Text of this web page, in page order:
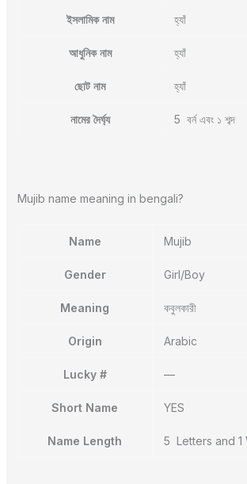
ইসলামিক নাম হ্যাঁ
আধুনিক নাম হ্যাঁ
ছোট নাম হ্যাঁ
নামের দৈর্ঘ্য 5 বর্ন এবং ১ শব্দ
Mujib name meaning in bengali?
Name Mujib
Gender Girl/Boy
Meaning কবুলকারী
Origin Arabic
Lucky # —
Short Name YES
Name Length 5 Letters and 1